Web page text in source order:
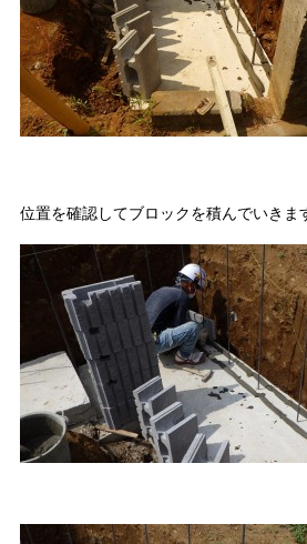
位置を確認してブロックを積んでいきま